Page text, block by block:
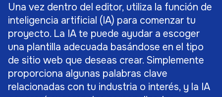
Una vez dentro del editor, utiliza la función de
inteligencia artificial (IA) para comenzar tu
proyecto. La IA te puede ayudar a escoger
una plantilla adecuada basándose en el tipo
de sitio web que deseas crear. Simplemente
proporciona algunas palabras clave
relacionadas con tu industria o interés, y la IA